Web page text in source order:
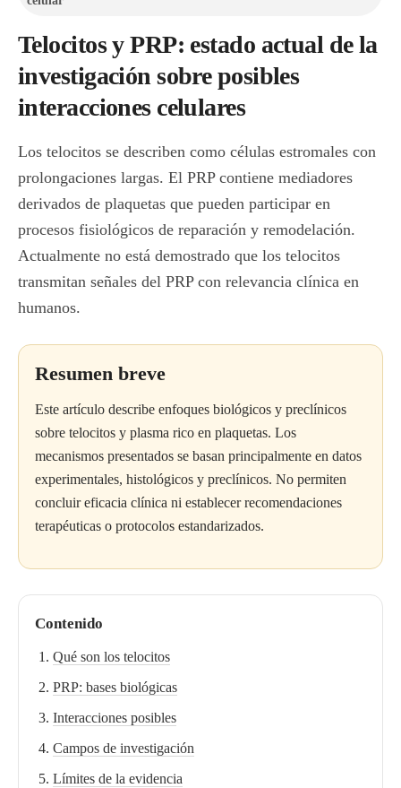
Telocitos y PRP: estado actual de la
investigación sobre posibles
interacciones celulares
Los telocitos se describen como células estromales con
prolongaciones largas. El PRP contiene mediadores
derivados de plaquetas que pueden participar en
procesos fisiológicos de reparación y remodelación.
Actualmente no está demostrado que los telocitos
transmitan señales del PRP con relevancia clínica en
humanos.
Resumen breve
Este artículo describe enfoques biológicos y preclínicos
sobre telocitos y plasma rico en plaquetas. Los
mecanismos presentados se basan principalmente en datos
experimentales, histológicos y preclínicos. No permiten
concluir eficacia clínica ni establecer recomendaciones
terapéuticas o protocolos estandarizados.
Contenido
Qué son los telocitos
PRP: bases biológicas
Interacciones posibles
Campos de investigación
Límites de la evidencia